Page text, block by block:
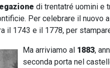
di trentatré uomini e
Per celebrare il nuovo
il 1743 e il 1778, per
Ma arriviamo al 1883,
seconda porta nel